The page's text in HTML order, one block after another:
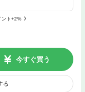
ント+2%
今すぐ買う
る